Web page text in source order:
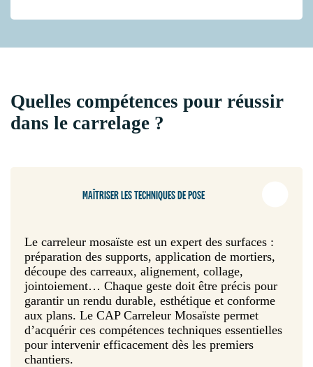
Quelles compétences pour réussir
dans le carrelage ?
MAÎTRISER LES TECHNIQUES DE POSE
Le carreleur mosaïste est un expert des surfaces :
préparation des supports, application de mortiers,
découpe des carreaux, alignement, collage,
jointoiement… Chaque geste doit être précis pour
garantir un rendu durable, esthétique et conforme
aux plans. Le CAP Carreleur Mosaïste permet
d’acquérir ces compétences techniques essentielles
pour intervenir efficacement dès les premiers
chantiers.